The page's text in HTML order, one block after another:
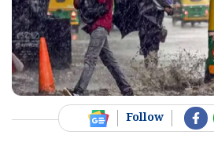
Follow